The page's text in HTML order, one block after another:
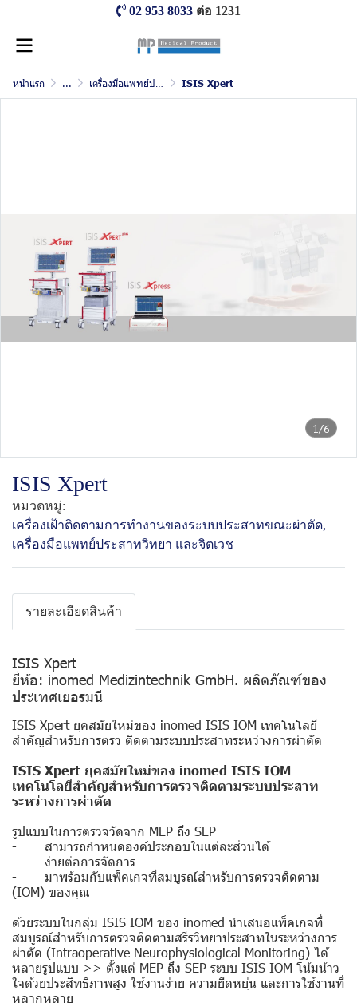
02 953 8033 ต่อ 1231
หน้าแรก ... เครื่องมือแพทย์ ประสาทวิทยา และจิตเวช ISIS Xpert
1/6
ISIS Xpert
หมวดหมู่:
เครื่องเฝ้าติดตามการทำงานของระบบประสาทขณะผ่าตัด,
เครื่องมือแพทย์ ประสาทวิทยา และจิตเวช
รายละเอียดสินค้า
ISIS Xpert
ยี่ห้อ: inomed Medizintechnik GmbH. ผลิตภัณฑ์ของ
ประเทศเยอรมนี
ISIS Xpert ยุคสมัยใหม่ของ inomed ISIS IOM เทคโนโลยี
สำคัญสำหรับการตรว ติดตามระบบประสาทระหว่างการผ่าตัด
ISIS Xpert ยุคสมัยใหม่ของ inomed ISIS IOM
เทคโนโลยีสำคัญสำหรับการตรวจติดตามระบบประสาท
ระหว่างการผ่าตัด
รูปแบบในการตรวจวัดจาก MEP ถึง SEP
- สามารถกำหนดองค์ประกอบในแต่ละส่วนได้
- ง่ายต่อการจัดการ
- มาพร้อมกับแพ็คเกจที่สมบูรณ์สำหรับการตรวจติดตาม
(IOM) ของคุณ
ด้วยระบบในกลุ่ม ISIS IOM ของ inomed นำเสนอแพ็คเกจที่
สมบูรณ์สำหรับการตรวจติดตามสรีรวิทยาประสาทในระหว่างการ
ผ่าตัด (Intraoperative Neurophysiological Monitoring) ได้
หลายรูปแบบ >> ตั้งแต่ MEP ถึง SEP ระบบ ISIS IOM โน้มน้าว
ใจด้วยประสิทธิภาพสูง ใช้งานง่าย ความยืดหยุ่น และการใช้งานที่
หลากหลาย